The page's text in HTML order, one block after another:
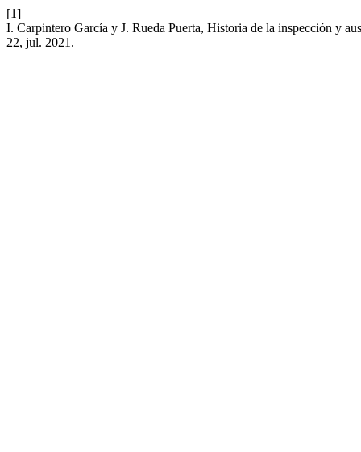
[1]
I. Carpintero García y J. Rueda Puerta, Historia de la inspección y
22, jul. 2021.